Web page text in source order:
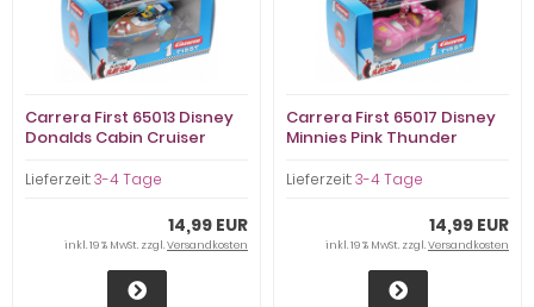
Carrera First 65013 Disney
Donalds Cabin Cruiser
Lieferzeit:3-4 Tage
14,99 EUR
inkl. 19 % MwSt. zzgl.Versandkosten
Carrera First 65017 Disney
Minnies Pink Thunder
Lieferzeit:3-4 Tage
14,99 EUR
inkl. 19 % MwSt. zzgl.Versandkosten